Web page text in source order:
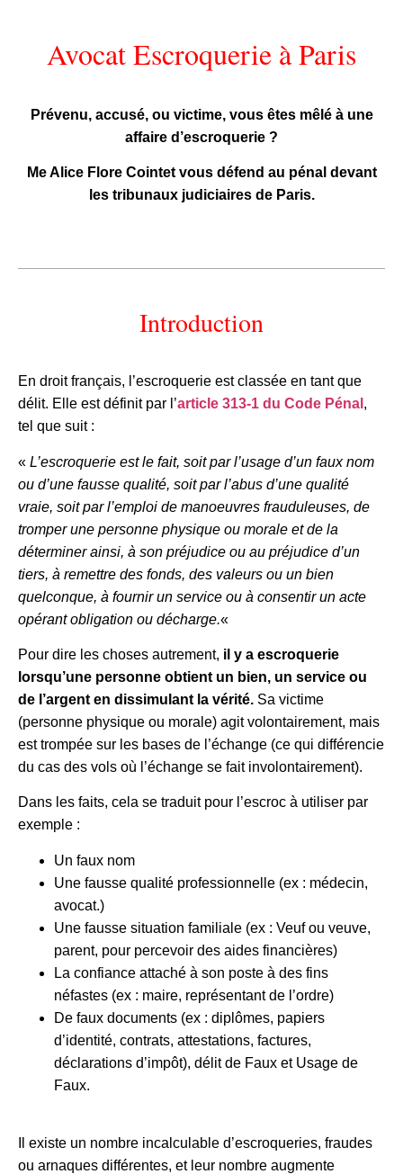
Avocat Escroquerie à Paris
Prévenu, accusé, ou victime, vous êtes mêlé à une
affaire d’escroquerie ?
Me Alice Flore Cointet vous défend au pénal devant
les tribunaux judiciaires de Paris.
Introduction
En droit français, l’escroquerie est classée en tant que
délit. Elle est définit par l’article 313-1 du Code Pénal ,
tel que suit :
« L’escroquerie est le fait, soit par l’usage d’un faux nom
ou d’une fausse qualité, soit par l’abus d’une qualité
vraie, soit par l’emploi de manoeuvres frauduleuses, de
tromper une personne physique ou morale et de la
déterminer ainsi, à son préjudice ou au préjudice d’un
tiers, à remettre des fonds, des valeurs ou un bien
quelconque, à fournir un service ou à consentir un acte
opérant obligation ou décharge.«
Pour dire les choses autrement, il y a escroquerie
lorsqu’une personne obtient un bien, un service ou
de l’argent en dissimulant la vérité. Sa victime
(personne physique ou morale) agit volontairement, mais
est trompée sur les bases de l’échange (ce qui différencie
du cas des vols où l’échange se fait involontairement).
Dans les faits, cela se traduit pour l’escroc à utiliser par
exemple :
Un faux nom
Une fausse qualité professionnelle (ex : médecin,
avocat.)
Une fausse situation familiale (ex : Veuf ou veuve,
parent, pour percevoir des aides financières)
La confiance attaché à son poste à des fins
néfastes (ex : maire, représentant de l’ordre)
De faux documents (ex : diplômes, papiers
d’identité, contrats, attestations, factures,
déclarations d’impôt), délit de Faux et Usage de
Faux.
Il existe un nombre incalculable d’escroqueries, fraudes
ou arnaques différentes, et leur nombre augmente